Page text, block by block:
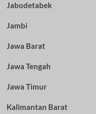
Jabodetabek
Jambi
Jawa Barat
Jawa Tengah
Jawa Timur
Kalimantan Barat